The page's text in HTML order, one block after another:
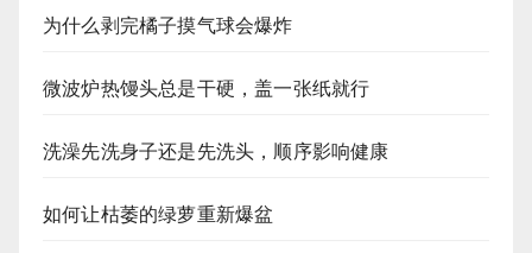
为什么剥完橘子摸气球会爆炸
微波炉热馒头总是干硬，盖一张纸就行
洗澡先洗身子还是先洗头，顺序影响健康
如何让枯萎的绿萝重新爆盆